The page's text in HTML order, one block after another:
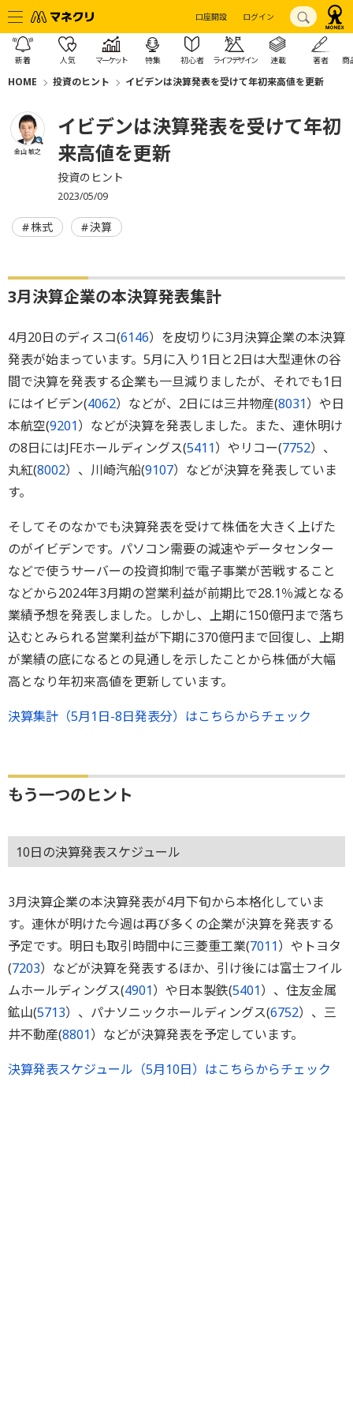
口座開設 ログイン
新着 人気 マーケット 特集 初心者 ライフデザイン 連載 著者 商
HOME 投資のヒント イビデンは決算発表を受けて年初来高値を更新
金山 敏之
イビデンは決算発表を受けて年初
来高値を更新
投資のヒント
2023/05/09
株式 決算
3月決算企業の本決算発表集計
4月20日のディスコ(6146）を皮切りに3月決算企業の本決算
発表が始まっています。5月に入り1日と2日は大型連休の谷
間で決算を発表する企業も一旦減りましたが、それでも1日
にはイビデン(4062）などが、2日には三井物産(8031）や日
本航空(9201）などが決算を発表しました。また、連休明け
の8日にはJFEホールディングス(5411）やリコー(7752）、
丸紅(8002）、川崎汽船(9107）などが決算を発表していま
す。
そしてそのなかでも決算発表を受けて株価を大きく上げた
のがイビデンです。パソコン需要の減速やデータセンター
などで使うサーバーの投資抑制で電子事業が苦戦すること
などから2024年3月期の営業利益が前期比で28.1％減となる
業績予想を発表しました。しかし、上期に150億円まで落ち
込むとみられる営業利益が下期に370億円まで回復し、上期
が業績の底になるとの見通しを示したことから株価が大幅
高となり年初来高値を更新しています。
決算集計（5月1日-8日発表分）はこちらからチェック
もう一つのヒント
10日の決算発表スケジュール
3月決算企業の本決算発表が4月下旬から本格化していま
す。連休が明けた今週は再び多くの企業が決算を発表する
予定です。明日も取引時間中に三菱重工業(7011）やトヨタ
(7203）などが決算を発表するほか、引け後には富士フイル
ムホールディングス(4901）や日本製鉄(5401）、住友金属
鉱山(5713）、パナソニックホールディングス(6752）、三
井不動産(8801）などが決算発表を予定しています。
決算発表スケジュール（5月10日）はこちらからチェック